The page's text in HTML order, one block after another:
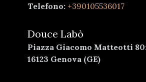
Telefono: +390105536017
Douce Labò
Piazza Giacomo Matteotti
16123 Genova (GE)